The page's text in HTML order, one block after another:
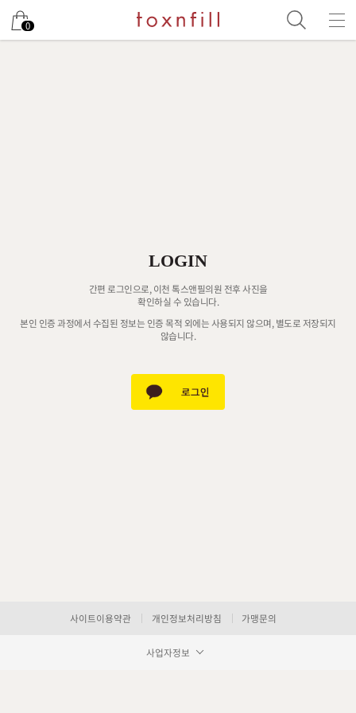
0
LOGIN
간편 로그인으로, 이천 톡스앤필의원 전후 사진을
확인하실 수 있습니다.
본인 인증 과정에서 수집된 정보는 인증 목적 외에는 사용되지 않으며, 별도로 저장되지
않습니다.
사이트이용약관 개인정보처리방침 가맹문의
사업자정보